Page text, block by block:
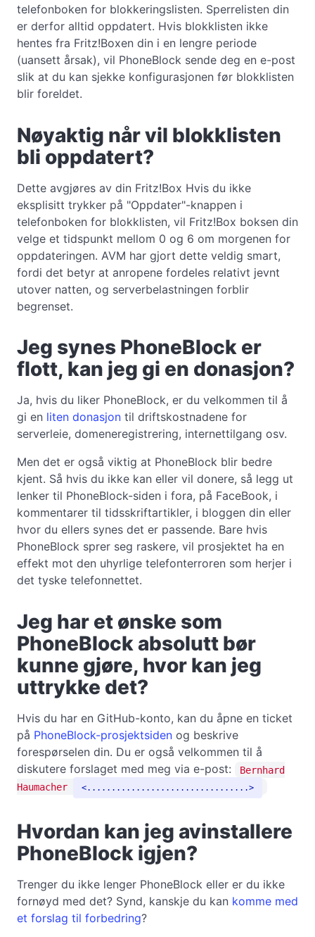
telefonboken for blokkeringslisten. Sperrelisten din
er derfor alltid oppdatert. Hvis blokklisten ikke
hentes fra Fritz!Boxen din i en lengre periode
(uansett årsak), vil PhoneBlock sende deg en e-post
slik at du kan sjekke konfigurasjonen før blokklisten
blir foreldet.
Nøyaktig når vil blokklisten
bli oppdatert?
Dette avgjøres av din Fritz!Box Hvis du ikke
eksplisitt trykker på "Oppdater"-knappen i
telefonboken for blokklisten, vil Fritz!Box boksen din
velge et tidspunkt mellom 0 og 6 om morgenen for
oppdateringen. AVM har gjort dette veldig smart,
fordi det betyr at anropene fordeles relativt jevnt
utover natten, og serverbelastningen forblir
begrenset.
Jeg synes PhoneBlock er
flott, kan jeg gi en donasjon?
Ja, hvis du liker PhoneBlock, er du velkommen til å
gi en liten donasjon til driftskostnadene for
serverleie, domeneregistrering, internettilgang osv.
Men det er også viktig at PhoneBlock blir bedre
kjent. Så hvis du ikke kan eller vil donere, så legg ut
lenker til PhoneBlock-siden i fora, på FaceBook, i
kommentarer til tidsskriftartikler, i bloggen din eller
hvor du ellers synes det er passende. Bare hvis
PhoneBlock sprer seg raskere, vil prosjektet ha en
effekt mot den uhyrlige telefonterroren som herjer i
det tyske telefonnettet.
Jeg har et ønske som
PhoneBlock absolutt bør
kunne gjøre, hvor kan jeg
uttrykke det?
Hvis du har en GitHub-konto, kan du åpne en ticket
på PhoneBlock-prosjektsiden og beskrive
forespørselen din. Du er også velkommen til å
diskutere forslaget med meg via e-post:
Bernhard
Haumacher
.................................
Hvordan kan jeg avinstallere
PhoneBlock igjen?
Trenger du ikke lenger PhoneBlock eller er du ikke
fornøyd med det? Synd, kanskje du kan komme med
et forslag til forbedring?